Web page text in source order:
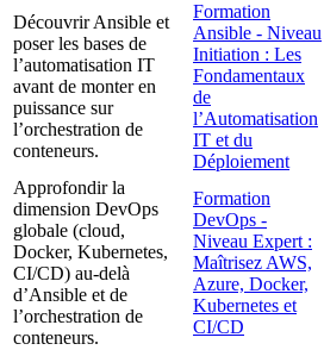
Découvrir Ansible et
poser les bases de
l’automatisation IT
avant de monter en
puissance sur
l’orchestration de
conteneurs.
Formation
Ansible - Niveau
Initiation : Les
Fondamentaux
de
l’Automatisation
IT et du
Déploiement
Approfondir la
dimension DevOps
globale (cloud,
Docker, Kubernetes,
CI/CD) au-delà
d’Ansible et de
l’orchestration de
conteneurs.
Formation
DevOps -
Niveau Expert :
Maîtrisez AWS,
Azure, Docker,
Kubernetes et
CI/CD